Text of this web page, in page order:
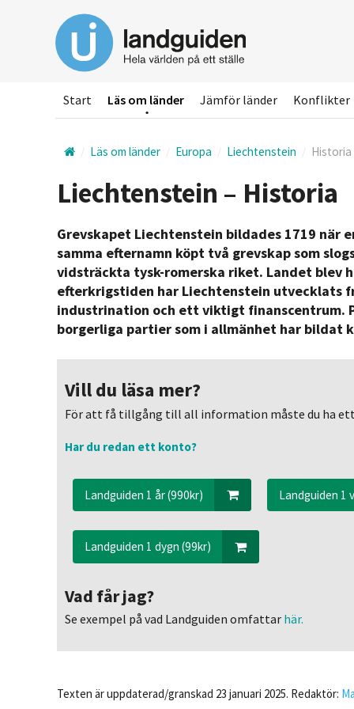
huvudinnehållet
Start Läs om länder Jämför länder Konflikter
Läs om länder Europa Liechtenstein Historia
Liechtenstein – Historia
Grevskapet Liechtenstein bildades 1719 när
samma efternamn köpt två grevskap som
vidsträckta tysk-romerska riket. Landet blev
efterkrigstiden har Liechtenstein utvecklats
industrination och ett viktigt finanscentrum.
borgerliga partier som i allmänhet har bildat
Vill du läsa mer?
För att få tillgång till all information måste du ha
Har du redan ett konto?
Landguiden 1 år (990kr) Landguiden 1
Landguiden 1 dygn (99kr)
Vad får jag?
Se exempel på vad Landguiden omfattar här.
Texten är uppdaterad/granskad 23 januari 2025. Redaktör: